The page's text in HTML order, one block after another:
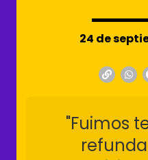
24 de
"Fuimos